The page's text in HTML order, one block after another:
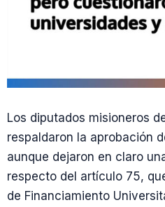
Los diputados misioneros
respaldaron la aprobación
aunque dejaron en claro
respecto del artículo 75,
de Financiamiento